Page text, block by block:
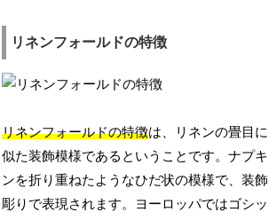
リネンフォールドの特徴
リネンフォールドの特徴は、リネンの畳目に
似た装飾模様であるということです。ナプキ
ンを折り重ねたようなひだ状の模様で、装飾
彫りで表現されます。ヨーロッパではゴシッ